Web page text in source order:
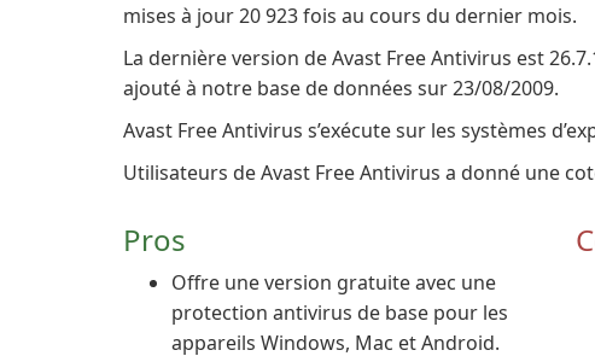
mises à jour 20 923 fois au cours du dernier mois.
La dernière version de Avast Free Antivirus est
ajouté à notre base de données sur 23/08/2009.
Avast Free Antivirus s’exécute sur les systèmes
Utilisateurs de Avast Free Antivirus a donné une
Pros
Offre une version gratuite avec une
protection antivirus de base pour les
appareils Windows, Mac et Android.